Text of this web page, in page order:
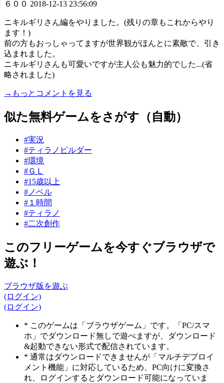
６００ 2018-12-13 23:56:09
ニキルギリさん編をやりました。(残りの章もこれからやり
ます！)
前の方もおっしゃってますが世界観がほんとに素敵で、引き
込まれました。
ニキルギリさんも可愛いですが主人公も魅力的でした...(省
略されました)
→もっとコメントを見る
似た無料ゲームをさがす（自動）
#実況
#ティラノビルダー
#環境
#ＧＬ
#15歳以上
#ノベル
#１時間
#ティラノ
#二次創作
このフリーゲームを今すぐブラウザで
遊ぶ！
ブラウザ版を遊ぶ
(ログイン)
(ログイン)
* このゲームは「ブラウザゲーム」です。「PC/スマ
ホ」でダウンロード無しで遊べますが、ダウンロード
&起動できない形式で配信されています。
* 通常はダウンロードできませんが「マルチデプロイ
メント機能」に対応しているため、PC向けに変換さ
れ、ログインするとダウンロード可能になっていま